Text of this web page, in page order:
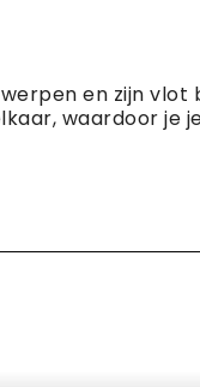
en zijn
waardoor je